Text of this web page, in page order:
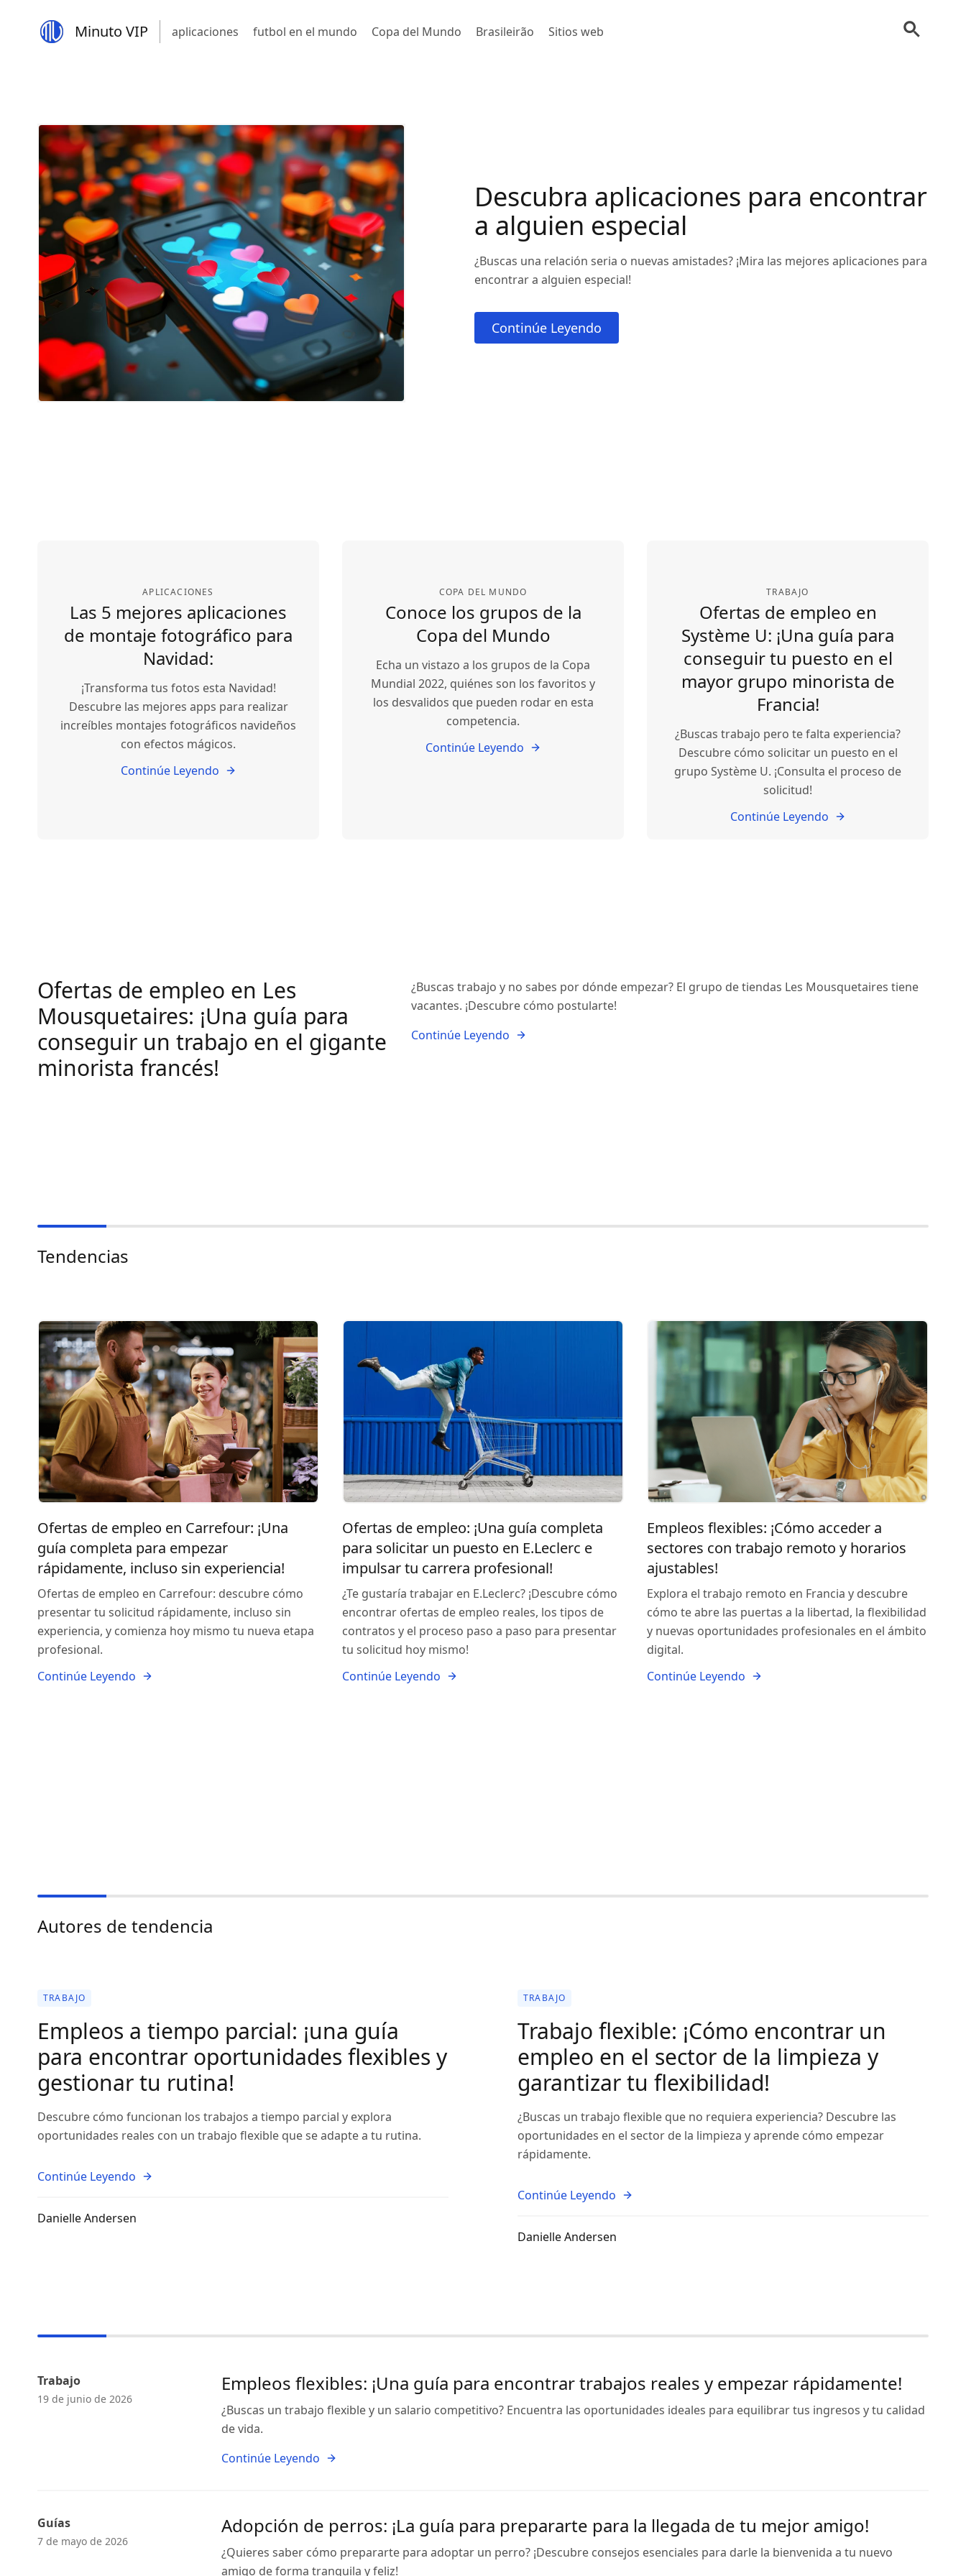
Minuto VIP aplicaciones futbol en el mundo Copa del Mundo Brasileirão Sitios web
Descubra aplicaciones para encontrar
a alguien especial
¿Buscas una relación seria o nuevas amistades? ¡Mira las mejores aplicaciones para
encontrar a alguien especial!
Continúe Leyendo
APLICACIONES
Las 5 mejores aplicaciones
de montaje fotográfico para
Navidad:
¡Transforma tus fotos esta Navidad!
Descubre las mejores apps para realizar
increíbles montajes fotográficos navideños
con efectos mágicos.
Continúe Leyendo
COPA DEL MUNDO
Conoce los grupos de la
Copa del Mundo
Echa un vistazo a los grupos de la Copa
Mundial 2022, quiénes son los favoritos y
los desvalidos que pueden rodar en esta
competencia.
Continúe Leyendo
TRABAJO
Ofertas de empleo en
Système U: ¡Una guía para
conseguir tu puesto en el
mayor grupo minorista de
Francia!
¿Buscas trabajo pero te falta experiencia?
Descubre cómo solicitar un puesto en el
grupo Système U. ¡Consulta el proceso de
solicitud!
Continúe Leyendo
Ofertas de empleo en Les
Mousquetaires: ¡Una guía para
conseguir un trabajo en el gigante
minorista francés!
¿Buscas trabajo y no sabes por dónde empezar? El grupo de tiendas Les Mousquetaires tiene
vacantes. ¡Descubre cómo postularte!
Continúe Leyendo
Tendencias
Ofertas de empleo en Carrefour: ¡Una
guía completa para empezar
rápidamente, incluso sin experiencia!
Ofertas de empleo en Carrefour: descubre cómo
presentar tu solicitud rápidamente, incluso sin
experiencia, y comienza hoy mismo tu nueva etapa
profesional.
Continúe Leyendo
Ofertas de empleo: ¡Una guía completa
para solicitar un puesto en E.Leclerc e
impulsar tu carrera profesional!
¿Te gustaría trabajar en E.Leclerc? ¡Descubre cómo
encontrar ofertas de empleo reales, los tipos de
contratos y el proceso paso a paso para presentar
tu solicitud hoy mismo!
Continúe Leyendo
Empleos flexibles: ¡Cómo acceder a
sectores con trabajo remoto y horarios
ajustables!
Explora el trabajo remoto en Francia y descubre
cómo te abre las puertas a la libertad, la flexibilidad
y nuevas oportunidades profesionales en el ámbito
digital.
Continúe Leyendo
Autores de tendencia
TRABAJO
Empleos a tiempo parcial: ¡una guía
para encontrar oportunidades flexibles y
gestionar tu rutina!
Descubre cómo funcionan los trabajos a tiempo parcial y explora
oportunidades reales con un trabajo flexible que se adapte a tu rutina.
Continúe Leyendo
Danielle Andersen
TRABAJO
Trabajo flexible: ¡Cómo encontrar un
empleo en el sector de la limpieza y
garantizar tu flexibilidad!
¿Buscas un trabajo flexible que no requiera experiencia? Descubre las
oportunidades en el sector de la limpieza y aprende cómo empezar
rápidamente.
Continúe Leyendo
Danielle Andersen
Trabajo
19 de junio de 2026
Empleos flexibles: ¡Una guía para encontrar trabajos reales y empezar rápidamente!
¿Buscas un trabajo flexible y un salario competitivo? Encuentra las oportunidades ideales para equilibrar tus ingresos y tu calidad
de vida.
Continúe Leyendo
Guías
7 de mayo de 2026
Adopción de perros: ¡La guía para prepararte para la llegada de tu mejor amigo!
¿Quieres saber cómo prepararte para adoptar un perro? ¡Descubre consejos esenciales para darle la bienvenida a tu nuevo
amigo de forma tranquila y feliz!